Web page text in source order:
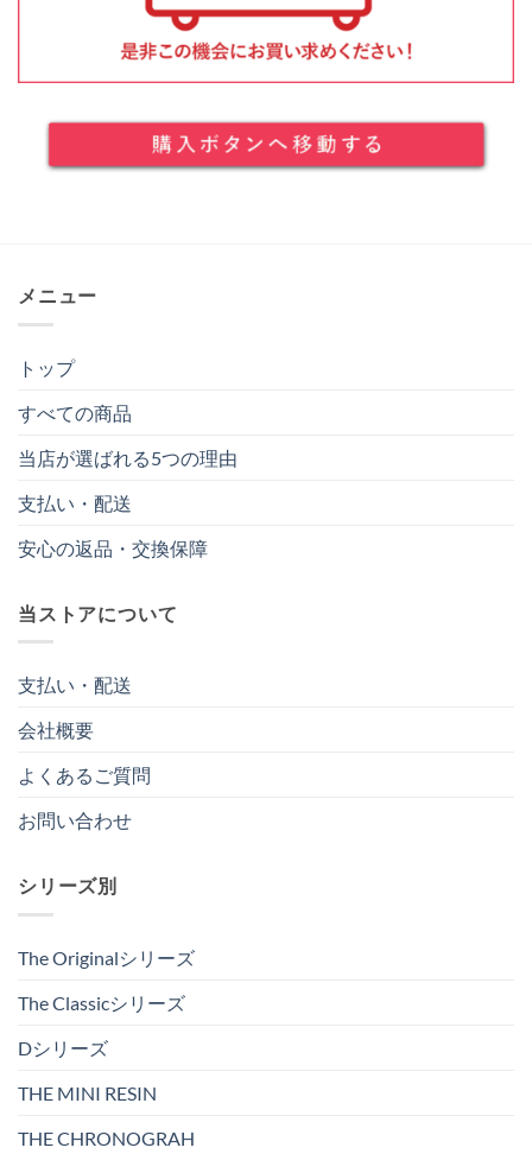
メニュー
トップ
すべての商品
当店が選ばれる5つの理由
支払い・配送
安心の返品・交換保障
当ストアについて
支払い・配送
会社概要
よくあるご質問
お問い合わせ
シリーズ別
The Originalシリーズ
The Classicシリーズ
Dシリーズ
THE MINI RESIN
THE CHRONOGRAH